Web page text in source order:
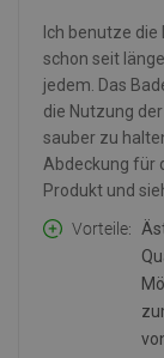
Ich benutze
schon seit
jedem. Das
die Nutzung
sauber zu
Abdeckung für
Produkt und
Vorteile